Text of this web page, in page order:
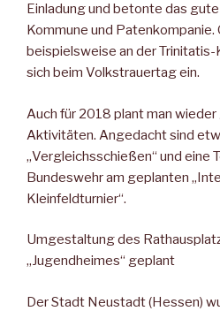
Einladung und betonte das
Kommune und Patenkompanie.
beispielsweise an der
sich beim Volkstrauertag ein.
Auch für 2018 plant man
Aktivitäten. Angedacht sind
„Vergleichsschießen“ und eine
Bundeswehr am geplanten
Kleinfeldturnier“.
Umgestaltung des
„Jugendheimes“ geplant
Der Stadt Neustadt (Hessen)